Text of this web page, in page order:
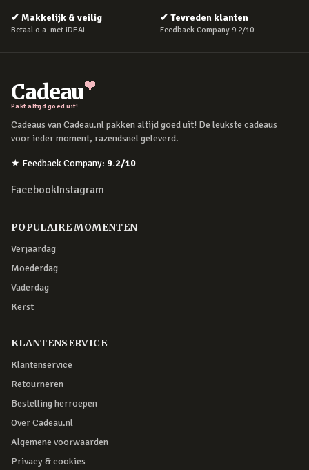
✔ Makkelijk & veilig
Betaal o.a. met iDEAL
✔ Tevreden klanten
Feedback Company 9.2/10
Cadeau
Pakt altijd goed uit!
Cadeaus van Cadeau.nl pakken altijd goed uit! De leukste cadeaus
voor ieder moment, razendsnel geleverd.
★ Feedback Company: 9.2/10
FacebookInstagram
POPULAIRE MOMENTEN
Verjaardag
Moederdag
Vaderdag
Kerst
KLANTENSERVICE
Klantenservice
Retourneren
Bestelling herroepen
Over Cadeau.nl
Algemene voorwaarden
Privacy & cookies